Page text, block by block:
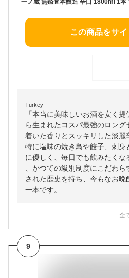
一ノ蔵 無鑑査本醸造 辛口 1800ml 1本
この商品をサ
Turkey
「本当に美味しいお酒を安く
ら生まれたコスパ最強のロン
着いた香りとスッキリした淡麗
特に塩味の焼き鳥や餃子、刺
に優しく、毎日でも飲みたく
、かつての級別制度にこだわら
された歴史を持ち、今もなお晩
一本です。
全
9